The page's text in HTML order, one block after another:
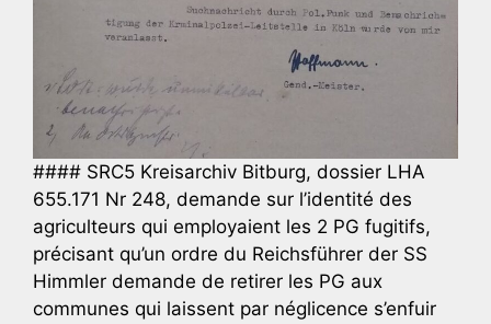
#### SRC5 Kreisarchiv Bitburg, dossier LHA
655.171 Nr 248, demande sur l’identité des
agriculteurs qui employaient les 2 PG fugitifs,
précisant qu’un ordre du Reichsführer der SS
Himmler demande de retirer les PG aux
communes qui laissent par néglicence s’enfuir